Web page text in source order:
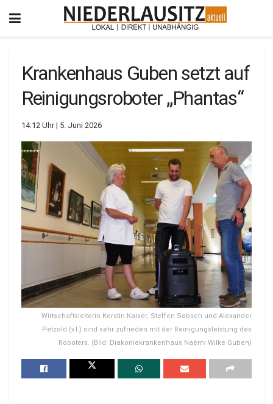
Krankenhaus Guben setzt auf
Reinigungsroboter „Phantas“
14:12 Uhr | 5. Juni 2026
Wirtschaftsleiterin Kerstin Kaiser, Steffen Sabsch und Alexander
Petzold (v.l.) sind sehr zufrieden mit der Reinigungsleistung des
Roboters. (Bild: Diakoniekrankenhaus Naëmi Wilke Guben)